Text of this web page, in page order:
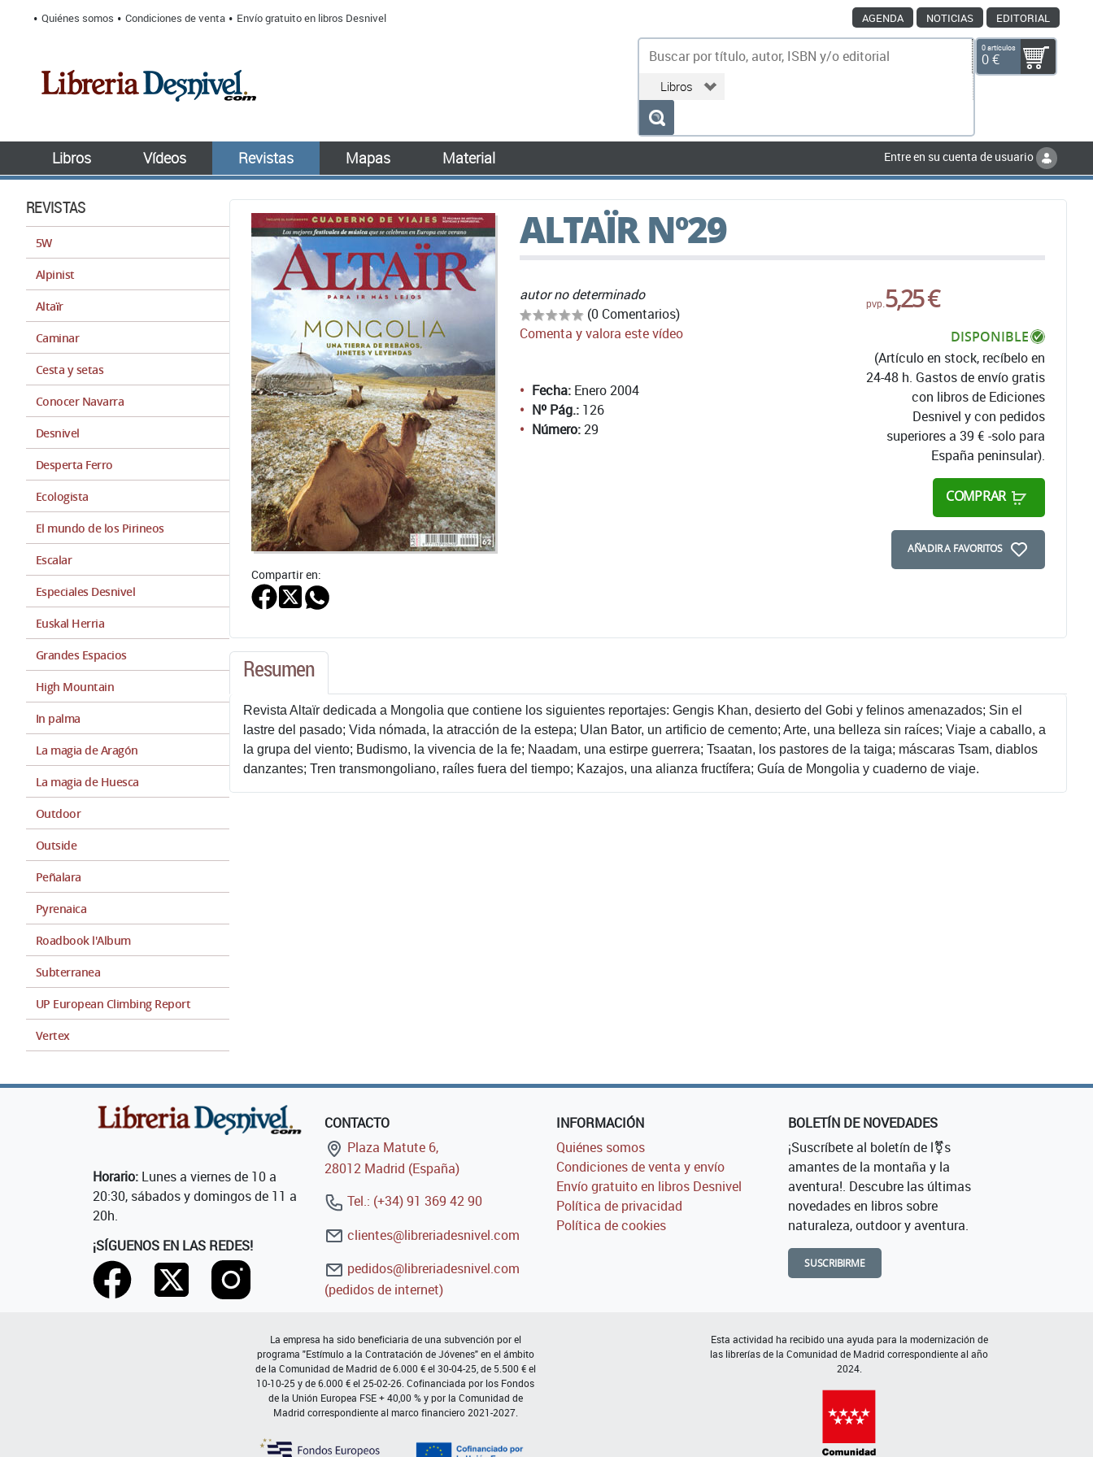
Quiénes somos Condiciones de venta Envío gratuito en libros Desnivel AGENDA NOTICIAS EDITORIAL
0 artículos
0 €
Libros Vídeos Revistas Mapas Material Entre en su cuenta de usuario
REVISTAS
5W
Alpinist
Altaïr
Caminar
Cesta y setas
Conocer Navarra
Desnivel
Desperta Ferro
Ecologista
El mundo de los Pirineos
Escalar
Especiales Desnivel
Euskal Herria
Grandes Espacios
High Mountain
In palma
La magia de Aragón
La magia de Huesca
Outdoor
Outside
Peñalara
Pyrenaica
Roadbook l'Album
Subterranea
UP European Climbing Report
Vertex
ALTAÏR Nº29
Compartir en:
autor no determinado
(0 Comentarios)
Comenta y valora este vídeo
pvp.5,25 €
DISPONIBLE
(Artículo en stock, recíbelo en
24-48 h. Gastos de envío gratis
con libros de Ediciones
Desnivel y con pedidos
superiores a 39 € -solo para
España peninsular).
COMPRAR
AÑADIR A FAVORITOS
Fecha: Enero 2004
Nº Pág.: 126
Número:29
Resumen
Revista Altaïr dedicada a Mongolia que contiene los siguientes reportajes: Gengis Khan, desierto del Gobi y felinos amenazados; Sin el
lastre del pasado; Vida nómada, la atracción de la estepa; Ulan Bator, un artificio de cemento; Arte, una belleza sin raíces; Viaje a caballo, a
la grupa del viento; Budismo, la vivencia de la fe; Naadam, una estirpe guerrera; Tsaatan, los pastores de la taiga; máscaras Tsam, diablos
danzantes; Tren transmongoliano, raíles fuera del tiempo; Kazajos, una alianza fructífera; Guía de Mongolia y cuaderno de viaje.
Horario: Lunes a viernes de 10 a
20:30, sábados y domingos de 11 a
20h.
¡SÍGUENOS EN LAS REDES!
CONTACTO
Plaza Matute 6,
28012 Madrid (España)
Tel.: (+34) 91 369 42 90
clientes@libreriadesnivel.com
pedidos@libreriadesnivel.com
(pedidos de internet)
INFORMACIÓN
Quiénes somos
Condiciones de venta y envío
Envío gratuito en libros Desnivel
Política de privacidad
Política de cookies
BOLETÍN DE NOVEDADES
¡Suscríbete al boletín de l⚧s
amantes de la montaña y la
aventura!. Descubre las últimas
novedades en libros sobre
naturaleza, outdoor y aventura.
SUSCRIBIRME
La empresa ha sido beneficiaria de una subvención por el
programa "Estímulo a la Contratación de Jóvenes" en el ámbito
de la Comunidad de Madrid de 6.000 € el 30-04-25, de 5.500 € el
10-10-25 y de 6.000 € el 25-02-26. Cofinanciada por los Fondos
de la Unión Europea FSE + 40,00 % y por la Comunidad de
Madrid correspondiente al marco financiero 2021-2027.
Esta actividad ha recibido una ayuda para la modernización de
las librerías de la Comunidad de Madrid correspondiente al año
2024.